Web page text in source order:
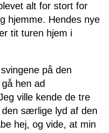
alt for stort for
hjemme. Hendes nye
tit turen hjem i
på den
hen ad
ville kende de tre
særlige lyd af den
hej, og vide, at min